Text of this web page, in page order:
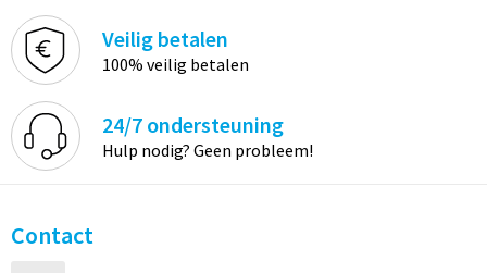
Veilig betalen
100% veilig betalen
24/7 ondersteuning
Hulp nodig? Geen probleem!
Contact